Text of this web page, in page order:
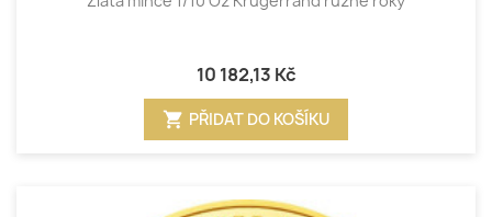
10 182,13 Kč
shopping_cart PŘIDAT DO KOŠÍKU